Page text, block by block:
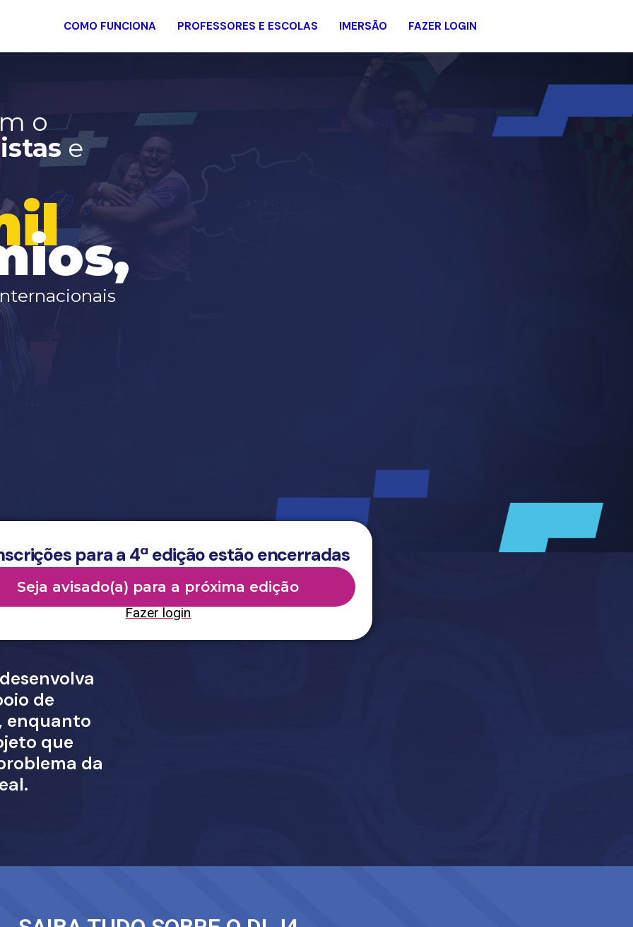
COMO FUNCIONA PROFESSORES E ESCOLAS IMERSÃO FAZER LOGIN
o
e
para a 4ª edição estão encerradas
Seja avisado(a) para a próxima edição
Fazer login
de
enquanto
que
da